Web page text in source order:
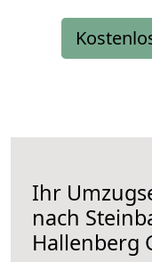
Ihr
nach
Hallenberg